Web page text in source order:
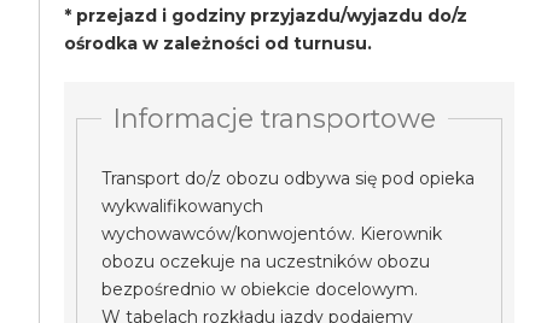
* przejazd i godziny przyjazdu/wyjazdu do/z
ośrodka w zależności od turnusu.
Informacje transportowe
Transport do/z obozu odbywa się pod opieka
wykwalifikowanych
wychowawców/konwojentów. Kierownik
obozu oczekuje na uczestników obozu
bezpośrednio w obiekcie docelowym.
W tabelach rozkładu jazdy podajemy